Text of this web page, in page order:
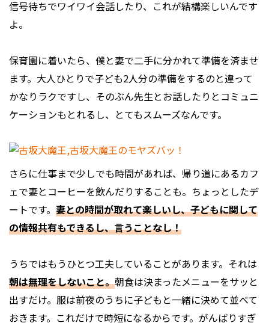
信号待ちでワイワイ会話したり、これが結構楽しいんです
よ。
保育園に着いたら、僕と妻で二手に分かれて準備を済ませ
ます。大人ひとりで子ども2人分の準備をするのと違って
かなりラクですし、そのぶん先生とお話したりとコミュニ
ケーションもとれるし、とてもスムーズなんです。
さらに仕事まで少しでも時間があれば、帰り道にあるカフ
ェで妻とコーヒーを飲んだりすることも。ちょっとしたデ
ートです。 妻との時間が取れて楽しいし、子どもに関して
の情報共有もできるし、言うことなし！
うちではもうひとつ工夫していることがあります。それは
朝は無理をしないこと。朝食は決まったメニューをサッと
出すだけ。服は前夜のうちに子どもと一緒に決めて並べて
おきます。これだけで時短になるからです。がんばりすぎ